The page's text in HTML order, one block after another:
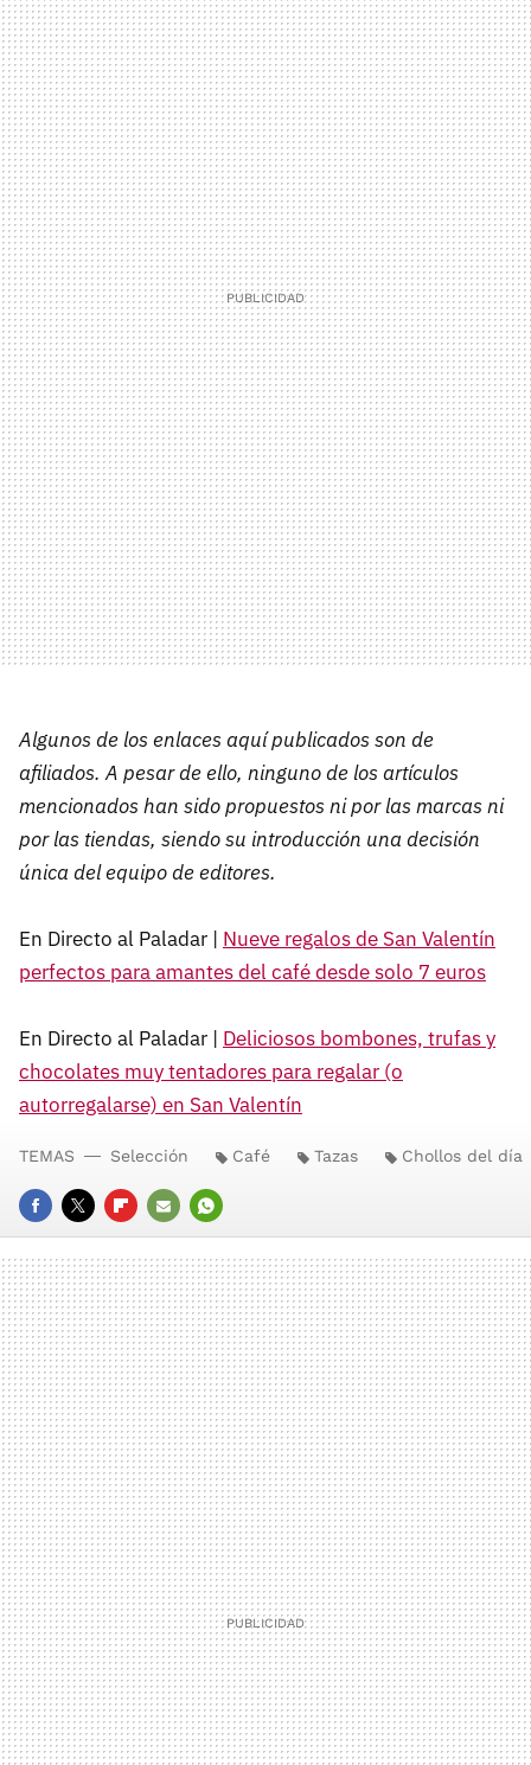
Algunos de los enlaces aquí publicados son de
afiliados. A pesar de ello, ninguno de los artículos
mencionados han sido propuestos ni por las marcas ni
por las tiendas, siendo su introducción una decisión
única del equipo de editores.
En Directo al Paladar | Nueve regalos de San Valentín
perfectos para amantes del café desde solo 7 euros
En Directo al Paladar | Deliciosos bombones, trufas y
chocolates muy tentadores para regalar (o
autorregalarse) en San Valentín
FACEBOOK
TWITTERFLIPBOARD
E-
MAIL
WHATSAPP
TEMAS Selección Café Tazas Chollos del día